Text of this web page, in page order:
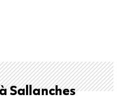
Sallanches